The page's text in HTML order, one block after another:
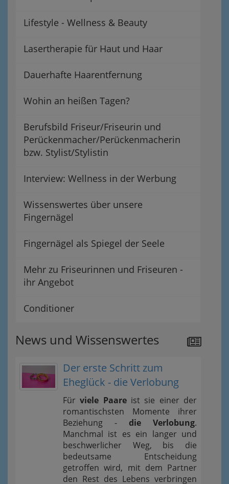
Lifestyle - Wellness & Beauty
Lasertherapie für Haut und Haar
Dauerhafte Haarentfernung
Wohin an heißen Tagen?
Berufsbild Friseur/Friseurin und
Perückenmacher/Perückenmacherin
bzw. Stylist/Stylistin
Interview: Wellness in der Werbung
Wissenswertes über unsere
Fingernägel
Fingernägel als Spiegel der Seele
Mehr zu Friseurinnen und Friseuren -
ihr Angebot
Conditioner
News und Wissenswertes
Der erste Schritt zum
Eheglück - die Verlobung
Fürviele Paareist sie einer der
romantischsten Momente ihrer
Beziehung - die Verlobung.
Manchmal ist es ein langer und
beschwerlicher Weg, bis die
bedeutsame Entscheidung
getroffen wird, mit dem Partner
den Rest des Lebens verbringen